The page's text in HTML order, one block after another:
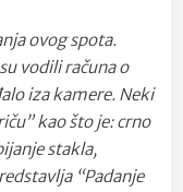
ovog spota.
vodili računa o
iza kamere. Neki
kao što je: crno
stakla,
“Padanje